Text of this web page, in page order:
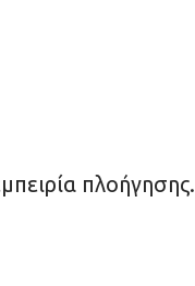
πλοήγησης.